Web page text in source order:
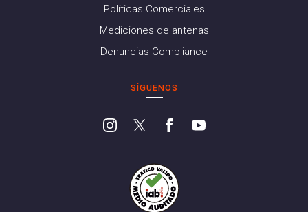
Políticas Comerciales
Mediciones de antenas
Denuncias Compliance
SÍGUENOS